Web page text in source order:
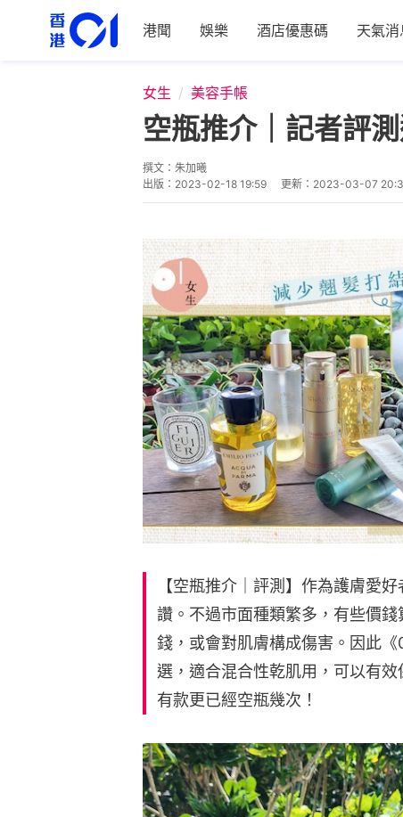
港聞 娛樂 酒店優惠碼 天氣消
女生 美容手帳
空瓶推介｜記者評
撰文： 朱加曦
出版： 2023-02-18 19:59 更新： 2023-03-07
【空瓶推介｜評測】作為護膚愛
讚。不過市面種類繁多，有些價
錢，或會對肌膚構成傷害。因此
選，適合混合性乾肌用，可以有
有款更已經空瓶幾次！